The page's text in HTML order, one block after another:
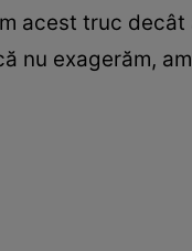
acest truc
nu exagerăm,